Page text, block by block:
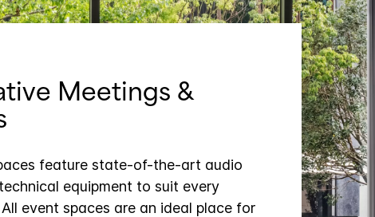
Meetings &
feature state-of-the-art audio
equipment to suit every
event spaces are an ideal place for